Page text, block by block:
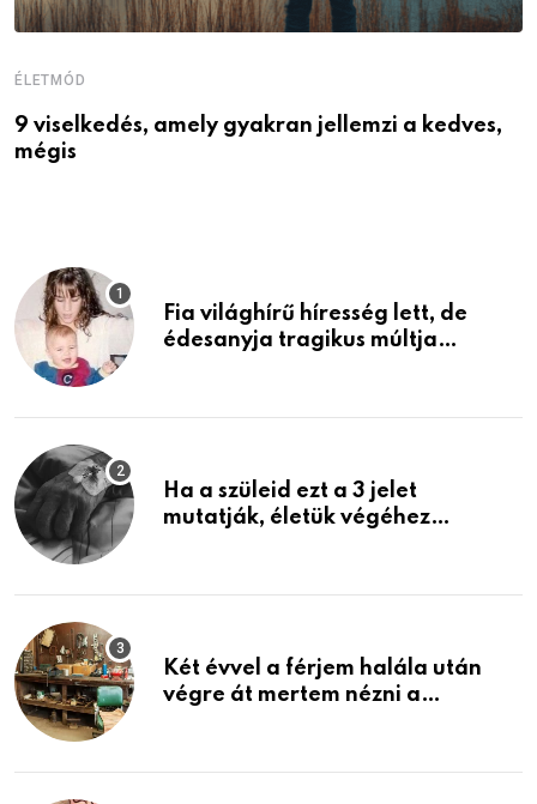
ÉLETMÓD
9 viselkedés, amely gyakran jellemzi a kedves,
mégis
Fia világhírű híresség lett, de
édesanyja tragikus múltja
Ha a szüleid ezt a 3 jelet
mutatják, életük végéhez
Két évvel a férjem halála után
végre át mertem nézni a
életemet